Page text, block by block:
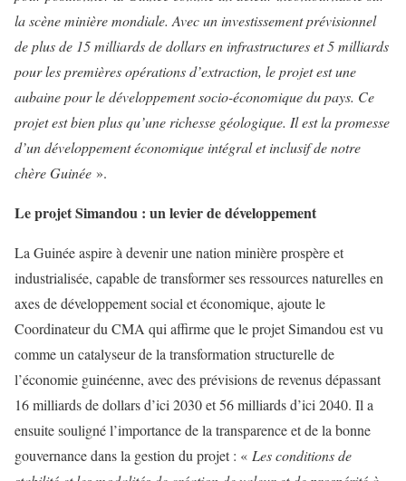
la scène minière mondiale. Avec un investissement prévisionnel
de plus de 15 milliards de dollars en infrastructures et 5 milliards
pour les premières opérations d’extraction, le projet est une
aubaine pour le développement socio-économique du pays. Ce
projet est bien plus qu’une richesse géologique. Il est la promesse
d’un développement économique intégral et inclusif de notre
chère Guinée ».
Le projet Simandou : un levier de développement
La Guinée aspire à devenir une nation minière prospère et
industrialisée, capable de transformer ses ressources naturelles en
axes de développement social et économique, ajoute le
Coordinateur du CMA qui affirme que le projet Simandou est vu
comme un catalyseur de la transformation structurelle de
l’économie guinéenne, avec des prévisions de revenus dépassant
16 milliards de dollars d’ici 2030 et 56 milliards d’ici 2040. Il a
ensuite souligné l’importance de la transparence et de la bonne
gouvernance dans la gestion du projet : « Les conditions de